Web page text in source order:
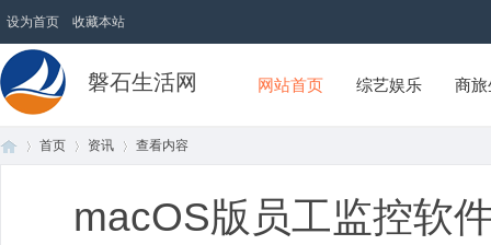
设为首页 收藏本站
磐石生活网 网站首页 综艺娱乐 商
首页 资讯 查看内容
macOS版员工监控软